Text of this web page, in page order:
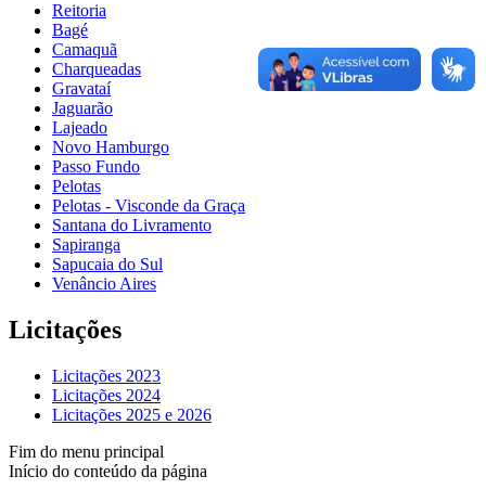
Reitoria
Bagé
Camaquã
Charqueadas
Gravataí
Jaguarão
Lajeado
Novo Hamburgo
Passo Fundo
Pelotas
Pelotas - Visconde da Graça
Santana do Livramento
Sapiranga
Sapucaia do Sul
Venâncio Aires
Licitações
Licitações 2023
Licitações 2024
Licitações 2025 e 2026
Fim do menu principal
Início do conteúdo da página